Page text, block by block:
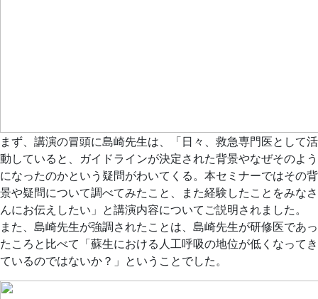
まず、講演の冒頭に島崎先生は、「日々、救急専門医として活
動していると、ガイドラインが決定された背景やなぜそのよう
になったのかという疑問がわいてくる。本セミナーではその背
景や疑問について調べてみたこと、また経験したことをみなさ
んにお伝えしたい」と講演内容についてご説明されました。
また、島崎先生が強調されたことは、島崎先生が研修医であっ
たころと比べて「蘇生における人工呼吸の地位が低くなってき
ているのではないか？」ということでした。